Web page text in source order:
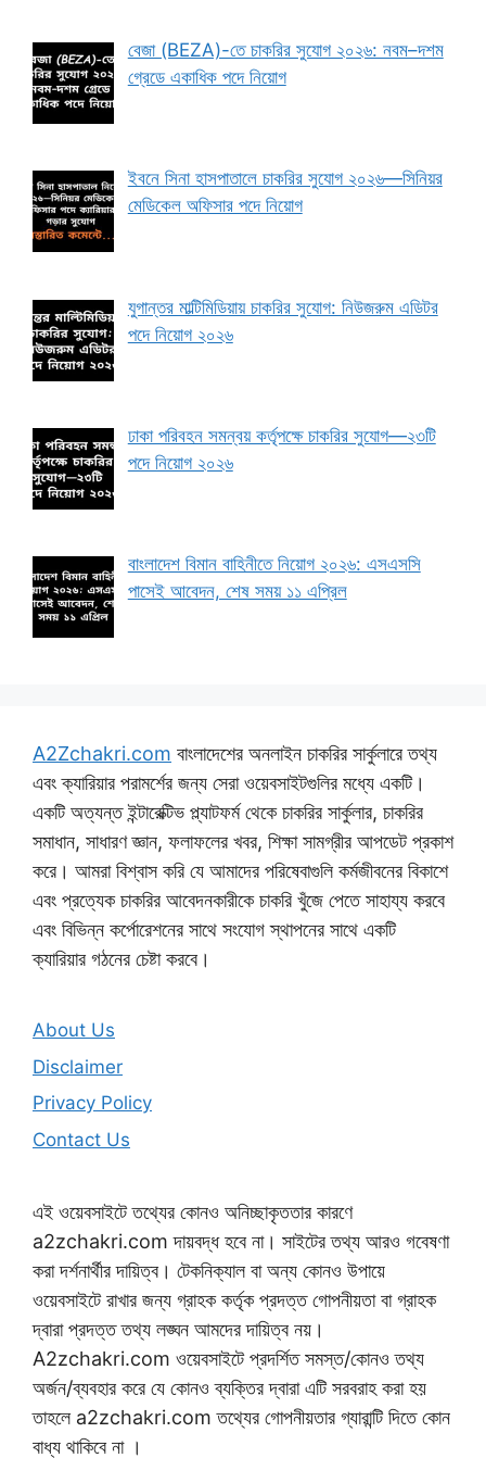
বেজা (BEZA)-তে চাকরির সুযোগ ২০২৬: নবম–দশম
গ্রেডে একাধিক পদে নিয়োগ
ইবনে সিনা হাসপাতালে চাকরির সুযোগ ২০২৬—সিনিয়র
মেডিকেল অফিসার পদে নিয়োগ
যুগান্তর মাল্টিমিডিয়ায় চাকরির সুযোগ: নিউজরুম এডিটর
পদে নিয়োগ ২০২৬
ঢাকা পরিবহন সমন্বয় কর্তৃপক্ষে চাকরির সুযোগ—২৩টি
পদে নিয়োগ ২০২৬
বাংলাদেশ বিমান বাহিনীতে নিয়োগ ২০২৬: এসএসসি
পাসেই আবেদন, শেষ সময় ১১ এপ্রিল
A2Zchakri.com বাংলাদেশের অনলাইন চাকরির সার্কুলারে তথ্য
এবং ক্যারিয়ার পরামর্শের জন্য সেরা ওয়েবসাইটগুলির মধ্যে একটি।
একটি অত্যন্ত ইন্টারেক্টিভ প্ল্যাটফর্ম থেকে চাকরির সার্কুলার, চাকরির
সমাধান, সাধারণ জ্ঞান, ফলাফলের খবর, শিক্ষা সামগ্রীর আপডেট প্রকাশ
করে। আমরা বিশ্বাস করি যে আমাদের পরিষেবাগুলি কর্মজীবনের বিকাশে
এবং প্রত্যেক চাকরির আবেদনকারীকে চাকরি খুঁজে পেতে সাহায্য করবে
এবং বিভিন্ন কর্পোরেশনের সাথে সংযোগ স্থাপনের সাথে একটি
ক্যারিয়ার গঠনের চেষ্টা করবে।
About Us
Disclaimer
Privacy Policy
Contact Us
এই ওয়েবসাইটে তথ্যের কোনও অনিচ্ছাকৃততার কারণে
a2zchakri.com দায়বদ্ধ হবে না। সাইটের তথ্য আরও গবেষণা
করা দর্শনার্থীর দায়িত্ব। টেকনিক্যাল বা অন্য কোনও উপায়ে
ওয়েবসাইটে রাখার জন্য গ্রাহক কর্তৃক প্রদত্ত গোপনীয়তা বা গ্রাহক
দ্বারা প্রদত্ত তথ্য লঙ্ঘন আমদের দায়িত্ব নয়।
A2zchakri.com ওয়েবসাইটে প্রদর্শিত সমস্ত/কোনও তথ্য
অর্জন/ব্যবহার করে যে কোনও ব্যক্তির দ্বারা এটি সরবরাহ করা হয়
তাহলে a2zchakri.com তথ্যের গোপনীয়তার গ্যারান্টি দিতে কোন
বাধ্য থাকিবে না ।